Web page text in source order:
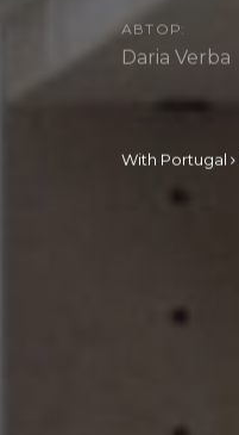
АВТОР:
Daria Verba
With Portugal